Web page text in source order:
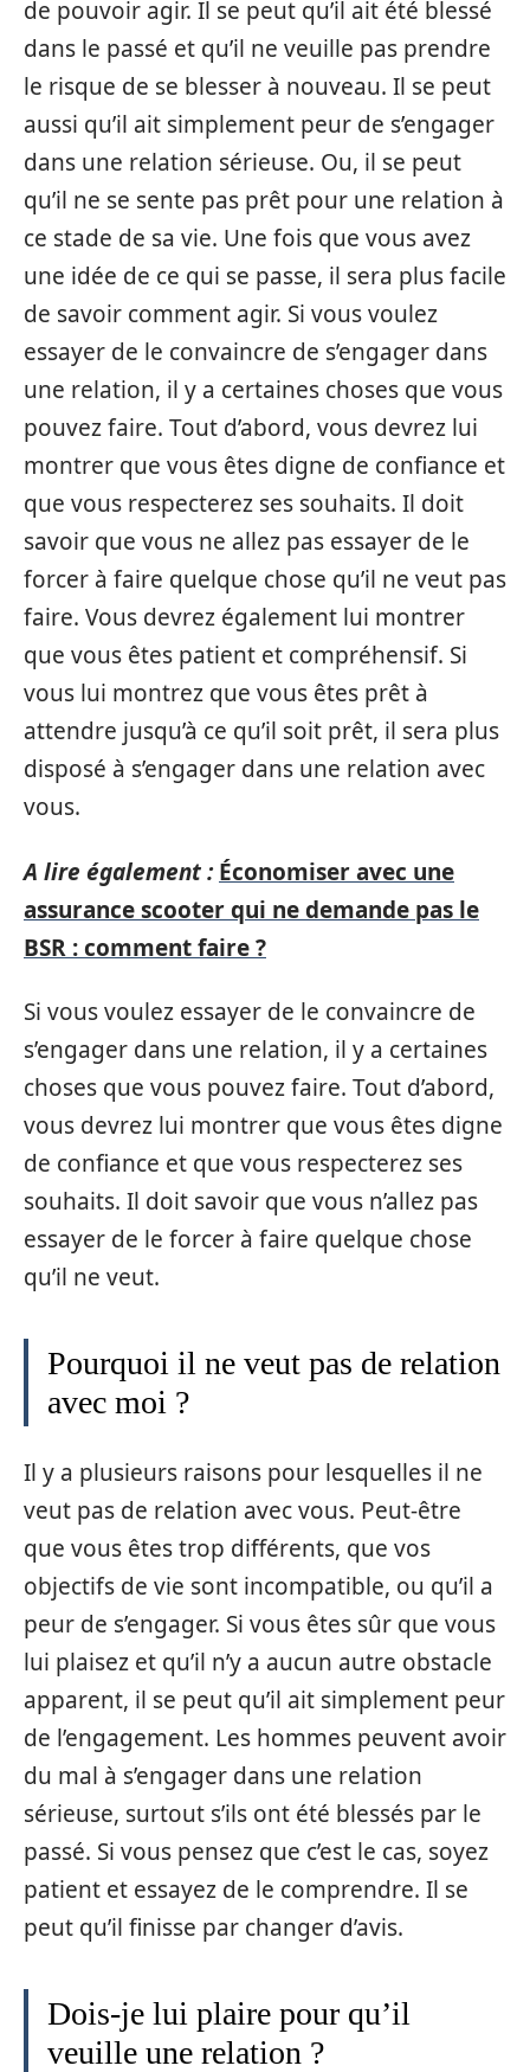
de pouvoir agir. Il se peut qu’il ait été blessé
dans le passé et qu’il ne veuille pas prendre
le risque de se blesser à nouveau. Il se peut
aussi qu’il ait simplement peur de s’engager
dans une relation sérieuse. Ou, il se peut
qu’il ne se sente pas prêt pour une relation à
ce stade de sa vie. Une fois que vous avez
une idée de ce qui se passe, il sera plus facile
de savoir comment agir. Si vous voulez
essayer de le convaincre de s’engager dans
une relation, il y a certaines choses que vous
pouvez faire. Tout d’abord, vous devrez lui
montrer que vous êtes digne de confiance et
que vous respecterez ses souhaits. Il doit
savoir que vous ne allez pas essayer de le
forcer à faire quelque chose qu’il ne veut pas
faire. Vous devrez également lui montrer
que vous êtes patient et compréhensif. Si
vous lui montrez que vous êtes prêt à
attendre jusqu’à ce qu’il soit prêt, il sera plus
disposé à s’engager dans une relation avec
vous.
A lire également : Économiser avec une
assurance scooter qui ne demande pas le
BSR : comment faire ?
Si vous voulez essayer de le convaincre de
s’engager dans une relation, il y a certaines
choses que vous pouvez faire. Tout d’abord,
vous devrez lui montrer que vous êtes digne
de confiance et que vous respecterez ses
souhaits. Il doit savoir que vous n’allez pas
essayer de le forcer à faire quelque chose
qu’il ne veut.
Pourquoi il ne veut pas de relation
avec moi ?
Il y a plusieurs raisons pour lesquelles il ne
veut pas de relation avec vous. Peut-être
que vous êtes trop différents, que vos
objectifs de vie sont incompatible, ou qu’il a
peur de s’engager. Si vous êtes sûr que vous
lui plaisez et qu’il n’y a aucun autre obstacle
apparent, il se peut qu’il ait simplement peur
de l’engagement. Les hommes peuvent avoir
du mal à s’engager dans une relation
sérieuse, surtout s’ils ont été blessés par le
passé. Si vous pensez que c’est le cas, soyez
patient et essayez de le comprendre. Il se
peut qu’il finisse par changer d’avis.
Dois-je lui plaire pour qu’il
veuille une relation ?